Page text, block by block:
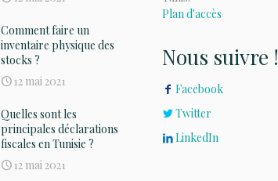
Comment faire un
inventaire physique des
stocks ?
12 mai 2021
Quelles sont les
principales déclarations
fiscales en Tunisie ?
12 mai 2021
Plan d'accès
Nous suivre !
Facebook
Twitter
LinkedIn